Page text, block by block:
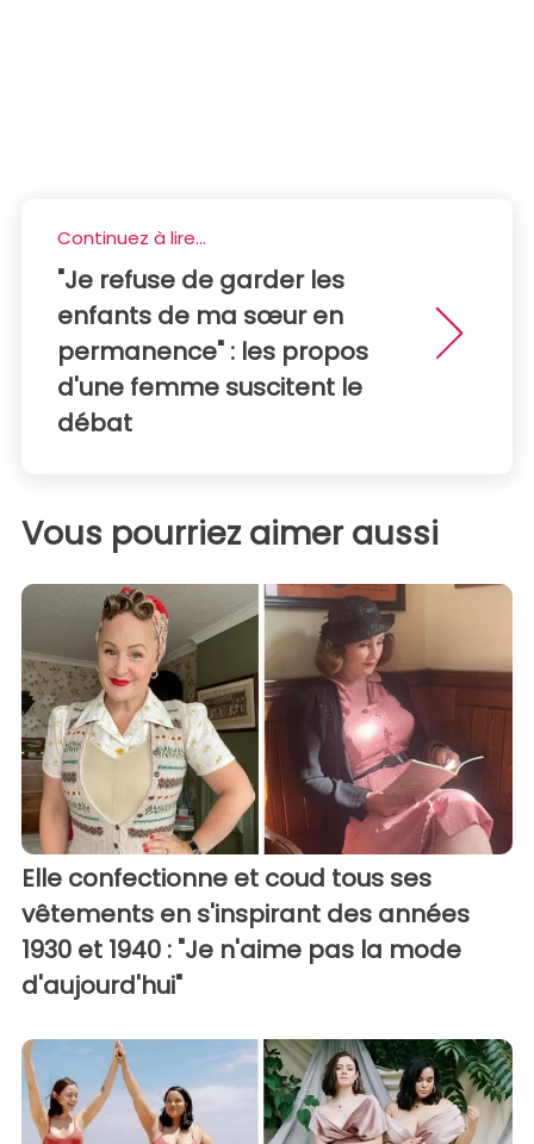
Continuez à lire...
"Je refuse de garder les
enfants de ma sœur en
permanence" : les propos
d'une femme suscitent le
débat
Vous pourriez aimer aussi
Elle confectionne et coud tous ses
vêtements en s'inspirant des années
1930 et 1940 : "Je n'aime pas la mode
d'aujourd'hui"